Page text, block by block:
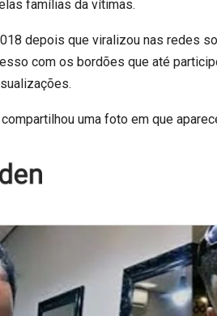
famílias da vítimas.
depois que viralizou nas redes
com os bordões que até
uma foto em que